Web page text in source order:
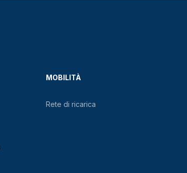
MOBILITÀ
Rete di ricarica